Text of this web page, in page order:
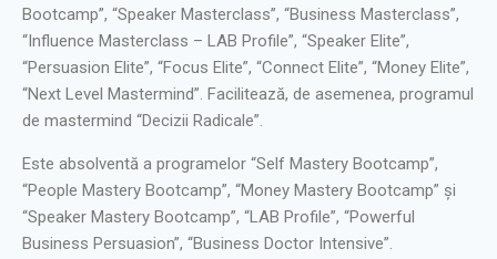
Bootcamp”, “Speaker Masterclass”, “Business Masterclass”,
“Influence Masterclass – LAB Profile”, “Speaker Elite”,
“Persuasion Elite”, “Focus Elite”, “Connect Elite”, “Money Elite”,
“Next Level Mastermind”. Facilitează, de asemenea, programul
de mastermind “Decizii Radicale”.
Este absolventă a programelor “Self Mastery Bootcamp”,
“People Mastery Bootcamp”, “Money Mastery Bootcamp” şi
“Speaker Mastery Bootcamp”, “LAB Profile”, “Powerful
Business Persuasion”, “Business Doctor Intensive”.